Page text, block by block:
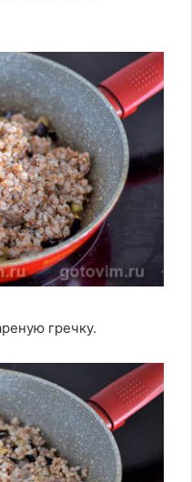
гречку.